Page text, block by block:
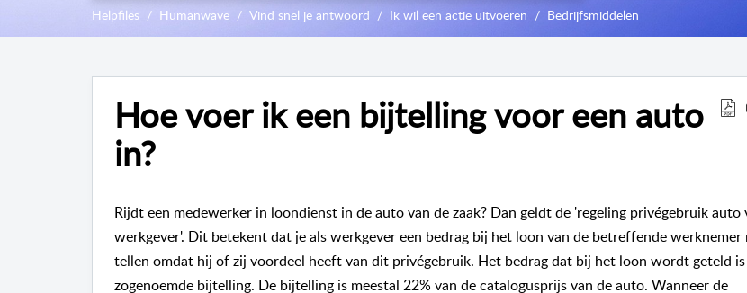
Helpfiles Humanwave Vind snel je antwoord Ik wil een actie uitvoeren Bedrijfsmiddelen
Hoe voer ik een bijtelling voor een auto
in?
Rijdt een medewerker in loondienst in de auto van de zaak? Dan geldt de 'regeling privégebruik auto
werkgever'. Dit betekent dat je als werkgever een bedrag bij het loon van de betreffende werknemer
tellen omdat hij of zij voordeel heeft van dit privégebruik. Het bedrag dat bij het loon wordt geteld
zogenoemde bijtelling. De bijtelling is meestal 22% van de catalogusprijs van de auto. Wanneer de